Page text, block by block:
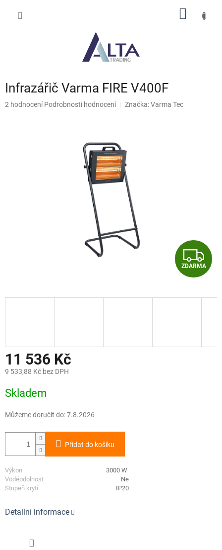
Infrazářič Varma FIRE V400F
Průměrné
2 hodnocení Podrobnosti hodnocení Značka:Varma Tec
Z
D
A
ZDARMA
11 536 Kč
9 533,88 Kč bez DPH
cena:
Skladem
Můžeme doručit do:7.8.2026
Přidat do košíku
3000 W
Ne
IP20
Detailní informace